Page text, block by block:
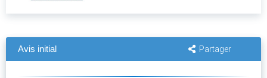
Avis initial Partager